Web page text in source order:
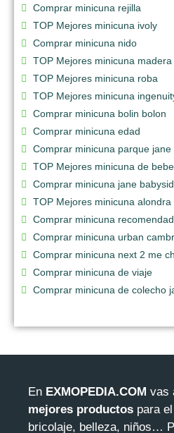
Comprar minicuna rejilla
TOP Mejores minicuna ivoly
Comprar minicuna nido
TOP Mejores minicuna madera
TOP Mejores minicuna roba
TOP Mejores minicuna
Comprar minicuna bolin bolon
Comprar minicuna edad
Comprar minicuna parque jane
TOP Mejores minicuna de bebe
Comprar minicuna jane
TOP Mejores minicuna
Comprar minicuna
Comprar minicuna urban
Comprar minicuna next 2 me
Comprar minicuna de viaje
Comprar minicuna de colecho
En EXMOPEDIA.COM vas
mejores productos para
bricolaje, belleza, niños…